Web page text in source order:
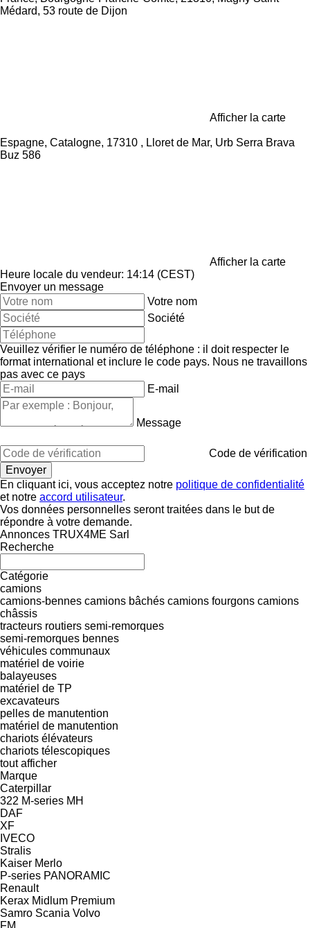
Médard, 53 route de Dijon
Afficher la carte
Espagne, Catalogne, 17310 , Lloret de Mar, Urb Serra Brava
Buz 586
Afficher la carte
Heure locale du vendeur: 14:14 (CEST)
Envoyer un message
Votre nom
Société
Veuillez vérifier le numéro de téléphone : il doit respecter le
format international et inclure le code pays. Nous ne travaillons
pas avec ce pays
E-mail
Message
Code de vérification
En cliquant ici, vous acceptez notre politique de confidentialité
et notre accord utilisateur.
Vos données personnelles seront traitées dans le but de
répondre à votre demande.
Annonces TRUX4ME Sarl
Recherche
Catégorie
camions
camions-bennes camions bâchés camions fourgons camions
châssis
tracteurs routiers semi-remorques
semi-remorques bennes
véhicules communaux
matériel de voirie
balayeuses
matériel de TP
excavateurs
pelles de manutention
matériel de manutention
chariots élévateurs
chariots télescopiques
tout afficher
Marque
Caterpillar
322 M-series MH
DAF
XF
IVECO
Stralis
Kaiser Merlo
P-series PANORAMIC
Renault
Kerax Midlum Premium
Samro Scania Volvo
FM